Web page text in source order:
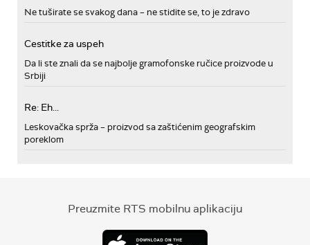
Ne tuširate se svakog dana – ne stidite se, to je zdravo
Cestitke za uspeh
Da li ste znali da se najbolje gramofonske ručice proizvode u
Srbiji
Re: Eh...
Leskovačka sprža – proizvod sa zaštićenim geografskim
poreklom
Preuzmite RTS mobilnu aplikaciju